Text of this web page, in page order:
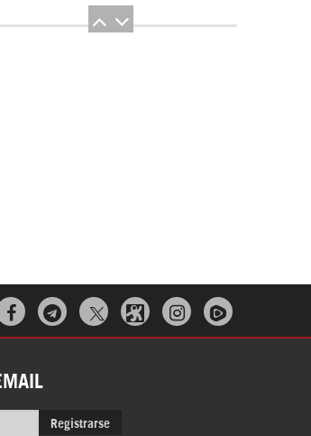
de Irán asesta duros golpes a EEUU
ataque simultáneo en Asia Occidental |
  
Registrarse